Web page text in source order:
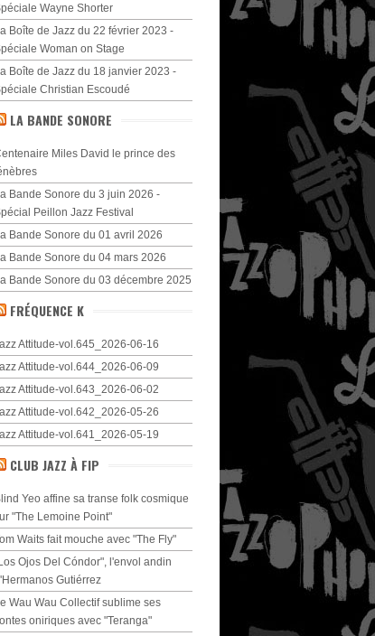
Wayne Shorter
Boîte de Jazz du 22 février 2023 -
Woman on Stage
Boîte de Jazz du 18 janvier 2023 -
Christian Escoudé
LA BANDE SONORE
Miles David le prince des
Bande Sonore du 3 juin 2026 -
Peillon Jazz Festival
Bande Sonore du 01 avril 2026
Bande Sonore du 04 mars 2026
Bande Sonore du 03 décembre 2025
FRÉQUENCE K
Attitude-vol.645_2026-06-16
Attitude-vol.644_2026-06-09
Attitude-vol.643_2026-06-02
Attitude-vol.642_2026-05-26
Attitude-vol.641_2026-05-19
CLUB JAZZ À FIP
Yeo affine sa transe folk cosmique
"The Lemoine Point"
Waits fait mouche avec "The Fly"
Ojos Del Cóndor", l'envol andin
Gutiérrez
Wau Wau Collectif sublime ses
oniriques avec "Teranga"